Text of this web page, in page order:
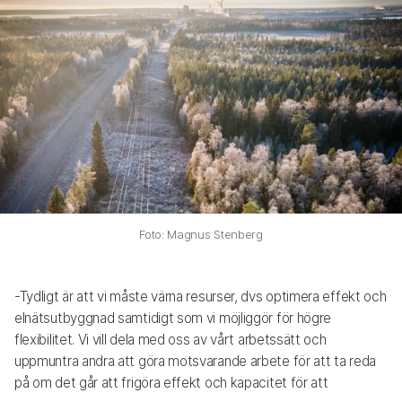
Foto: Magnus Stenberg
-Tydligt är att vi måste värna resurser, dvs optimera effekt och
elnätsutbyggnad samtidigt som vi möjliggör för högre
flexibilitet. Vi vill dela med oss av vårt arbetssätt och
uppmuntra andra att göra motsvarande arbete för att ta reda
på om det går att frigöra effekt och kapacitet för att